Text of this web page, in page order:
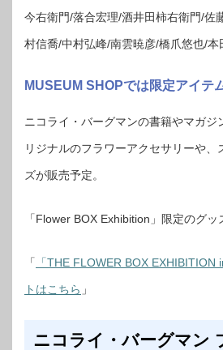
今右衛門/落合宏理/酒井田柿右衛門/佐
村信喬/中村弘峰/南雲暁彦/橋爪悠也/
MUSEUM SHOPでは限定アイテ
ニコライ・バーグマンの書籍やマガジ
リジナルのフラワーアクセサリーや、
ズが販売予定。
「Flower BOX Exhibition」限定のグッ
「 「THE FLOWER BOX EXHIBITION
トはこちら 」
ニコライ・バーグマン